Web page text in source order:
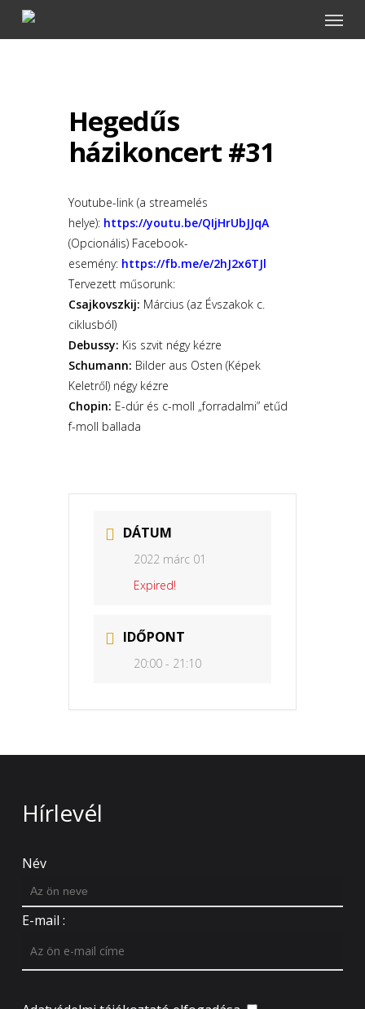
Skip
to
Menu
Hegedűs
házikoncert #31
Youtube-link (a streamelés
helye): https://youtu.be/QIjHrUbJJqA
(Opcionális) Facebook-
esemény: https://fb.me/e/2hJ2x6TJl
Tervezett műsorunk:
Csajkovszkij: Március (az Évszakok c.
ciklusból)
Debussy: Kis szvit négy kézre
Schumann: Bilder aus Osten (Képek
Keletről) négy kézre
Chopin: E-dúr és c-moll „forradalmi” etűd
f-moll ballada
DÁTUM
2022 márc 01
Expired!
IDŐPONT
20:00 - 21:10
Hírlevél
Név
E-mail :